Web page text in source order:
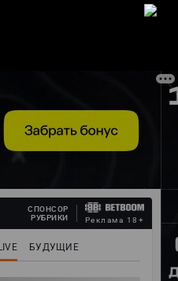
ВОЙТИ
СПОНСОР
РУБРИКИ
Реклама 18+
LIVE БУДУЩИЕ